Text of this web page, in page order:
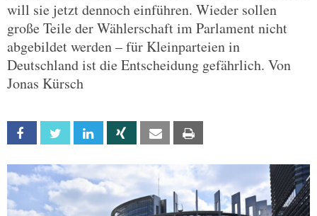
will sie jetzt dennoch einführen. Wieder sollen
große Teile der Wählerschaft im Parlament nicht
abgebildet werden – für Kleinparteien in
Deutschland ist die Entscheidung gefährlich. Von
Jonas Kürsch
Facebook Twitter Linkedin Xing Email